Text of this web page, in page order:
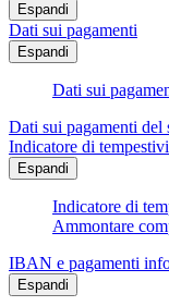
Espandi
Dati sui pagamenti
Espandi
Dati sui
Dati sui pagamenti del
Indicatore di
Espandi
Indicatore di
Ammontare
IBAN e pagamenti
Espandi